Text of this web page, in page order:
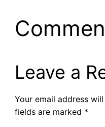
Leave a
Your email address
fields are marked *